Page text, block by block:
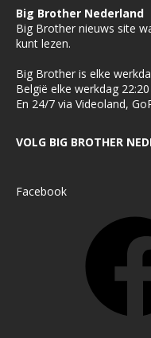
Big Brother Nederland
Big Brother nieuws site
kunt lezen.
Big Brother is elke
België elke werkdag
En 24/7 via Videoland,
VOLG BIG BROTHER
Facebook